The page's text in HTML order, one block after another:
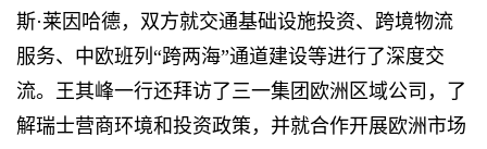
斯·莱因哈德，双方就交通基础设施投资、跨境物流
服务、中欧班列“跨两海”通道建设等进行了深度交
流。王其峰一行还拜访了三一集团欧洲区域公司，了
解瑞士营商环境和投资政策，并就合作开展欧洲市场